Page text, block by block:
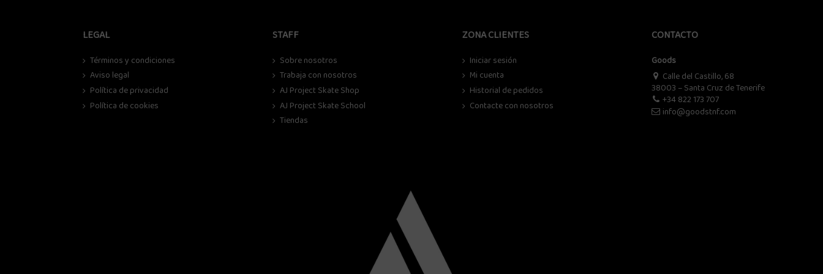
LEGAL
Términos y condiciones
Aviso legal
Política de privacidad
Política de cookies
STAFF
Sobre nosotros
Trabaja con nosotros
AJ Project Skate Shop
AJ Project Skate School
Tiendas
ZONA CLIENTES
Iniciar sesión
Mi cuenta
Historial de pedidos
Contacte con nosotros
CONTACTO
Goods
Calle del Castillo, 68
38003 – Santa Cruz de Tenerife
+34 822 173 707
info@goodstnf.com